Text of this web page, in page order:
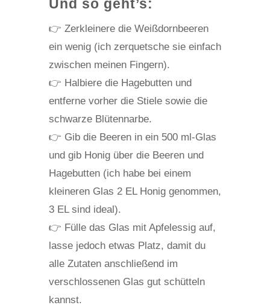
Und so geht’s:
👉 Zerkleinere die Weißdornbeeren
ein wenig (ich zerquetsche sie einfach
zwischen meinen Fingern).
👉 Halbiere die Hagebutten und
entferne vorher die Stiele sowie die
schwarze Blütennarbe.
👉 Gib die Beeren in ein 500 ml-Glas
und gib Honig über die Beeren und
Hagebutten (ich habe bei einem
kleineren Glas 2 EL Honig genommen,
3 EL sind ideal).
👉 Fülle das Glas mit Apfelessig auf,
lasse jedoch etwas Platz, damit du
alle Zutaten anschließend im
verschlossenen Glas gut schütteln
kannst.